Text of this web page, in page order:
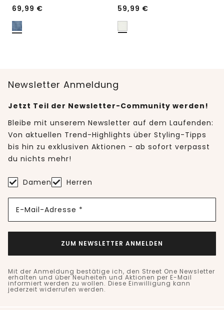
69,99 € 59,99 €
Newsletter Anmeldung
Jetzt Teil der Newsletter-Community werden!
Bleibe mit unserem Newsletter auf dem Laufenden:
Von aktuellen Trend-Highlights über Styling-Tipps
bis hin zu exklusiven Aktionen - ab sofort verpasst
du nichts mehr!
Damen Herren
E-Mail-Adresse *
ZUM NEWSLETTER ANMELDEN
Mit der Anmeldung bestätige ich, den Street One Newsletter
erhalten und über Neuheiten und Aktionen per E-Mail
informiert werden zu wollen. Diese Einwilligung kann
jederzeit widerrufen werden.